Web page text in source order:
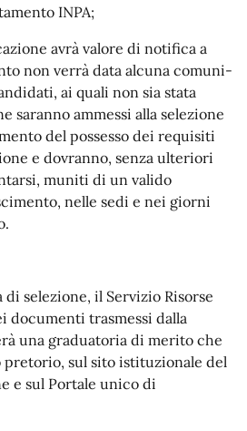
INPA;
avrà valore di notifica a
non verrà data alcuna comuni-
ai quali non sia stata
saranno ammessi alla selezione
del possesso dei requisiti
e dovranno, senza ulteriori
muniti di un valido
nelle sedi e nei giorni
selezione, il Servizio Risorse
documenti trasmessi dalla
una graduatoria di merito che
pretorio, sul sito istituzionale del
e sul Portale unico di